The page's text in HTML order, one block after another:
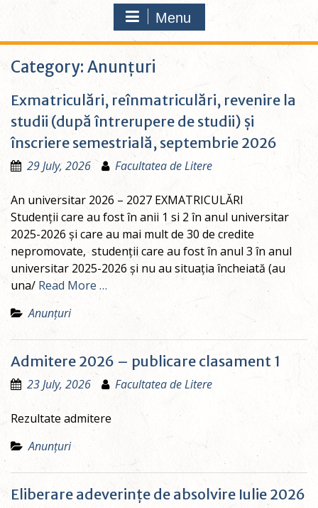
Menu
Category: Anunțuri
Exmatriculări, reînmatriculări, revenire la
studii (după întrerupere de studii) și
înscriere semestrială, septembrie 2026
29 July, 2026 Facultatea de Litere
An universitar 2026 – 2027 EXMATRICULĂRI
Studenții care au fost în anii 1 si 2 în anul universitar
2025-2026 și care au mai mult de 30 de credite
nepromovate, studenții care au fost în anul 3 în anul
universitar 2025-2026 și nu au situația încheiată (au
una/ Read More …
Anunțuri
Admitere 2026 – publicare clasament 1
23 July, 2026 Facultatea de Litere
Rezultate admitere
Anunțuri
Eliberare adeverințe de absolvire Iulie 2026